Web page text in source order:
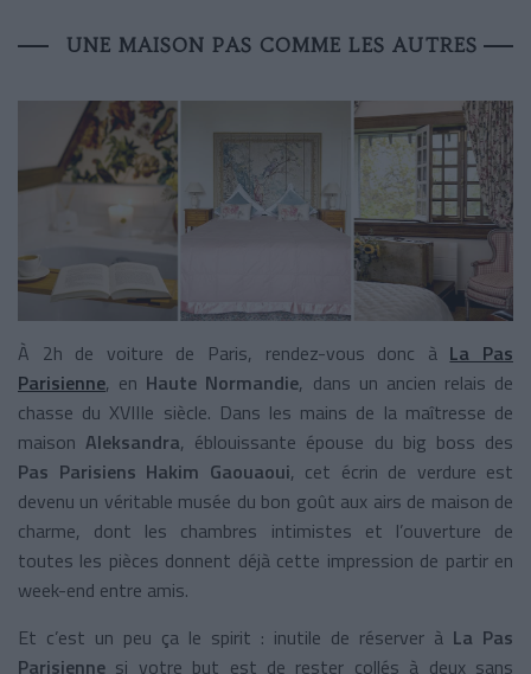
UNE MAISON PAS COMME LES AUTRES
À 2h de voiture de Paris, rendez-vous donc à La Pas
Parisienne, en Haute Normandie, dans un ancien relais de
chasse du XVIIIe siècle. Dans les mains de la maîtresse de
maisonAleksandra, éblouissante épouse du big boss des
Pas Parisiens Hakim Gaouaoui, cet écrin de verdure est
devenu un véritable musée du bon goût aux airs de maison de
charme, dont les chambres intimistes et l’ouverture de
toutes les pièces donnent déjà cette impression de partir en
week-end entre amis.
Et c’est un peu ça le spirit : inutile de réserver à La Pas
Parisienne si votre but est de rester collés à deux sans